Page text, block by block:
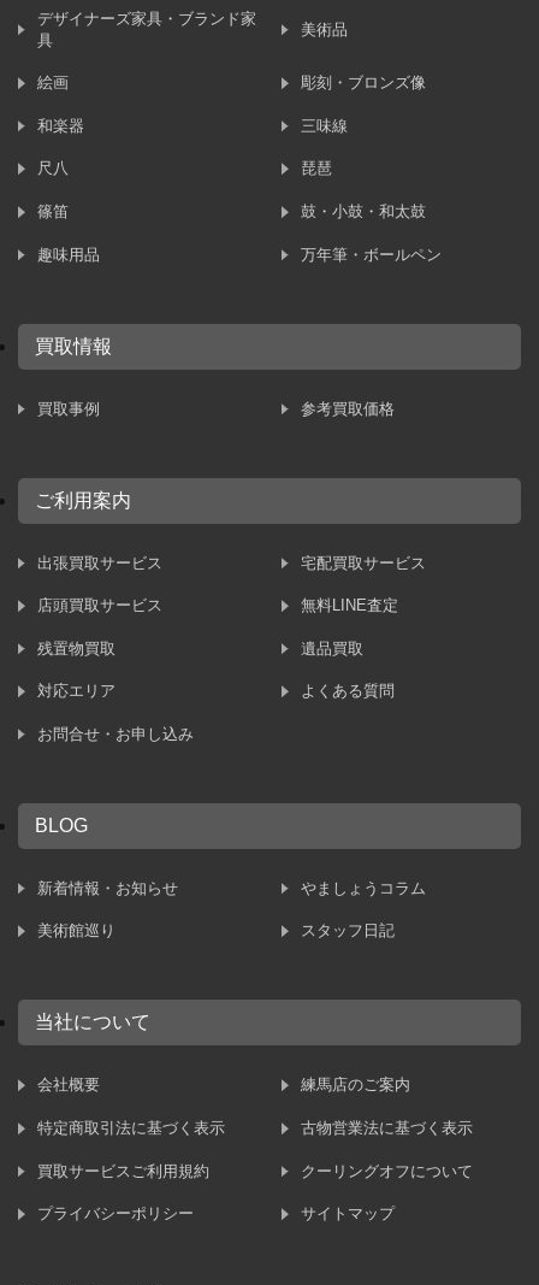
デザイナーズ家具・ブランド家
具
美術品
絵画 彫刻・ブロンズ像
和楽器 三味線
尺八 琵琶
篠笛 鼓・小鼓・和太鼓
趣味用品 万年筆・ボールペン
買取情報
買取事例 参考買取価格
ご利用案内
出張買取サービス 宅配買取サービス
店頭買取サービス 無料LINE査定
残置物買取 遺品買取
対応エリア よくある質問
お問合せ・お申し込み
BLOG
新着情報・お知らせ やましょうコラム
美術館巡り スタッフ日記
当社について
会社概要 練馬店のご案内
特定商取引法に基づく表示 古物営業法に基づく表示
買取サービスご利用規約 クーリングオフについて
プライバシーポリシー サイトマップ